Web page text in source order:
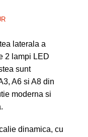
laterala a
2 lampi LED
sunt
A6 si A8 din
moderna si
dinamica, cu